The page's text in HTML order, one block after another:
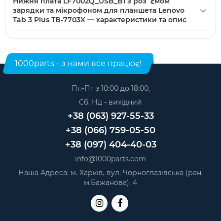
мікрофоном для планшета Lenovo Tab 3 Plus TB-7703X
можна купити в нашому інтернет-магазині. Категорія:
зарядки та мікрофоном для планшета Lenovo
Tab 3 Plus TB-7703X — характеристики та опис
1000parts - з нами все працює!
Пн-Пт з 10:00 до 18:00,
Сб, Нд - вихідний
+38 (063) 927-55-33
+38 (066) 759-05-50
+38 (097) 404-40-03
info@1000parts.com
Наша Адреса: м. Харків, вул. Чорноглазівська (ран.
м.Бажанова), 4